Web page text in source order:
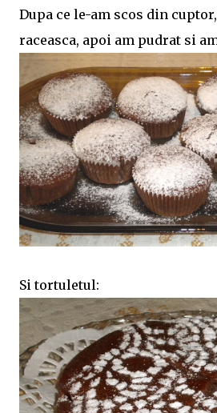
Dupa ce le-am scos din
raceasca, apoi am pudrat si
Si tortuletul: